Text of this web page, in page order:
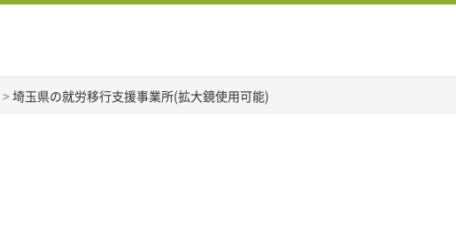
> 埼玉県の就労移行支援事業所(拡大鏡使用可能)